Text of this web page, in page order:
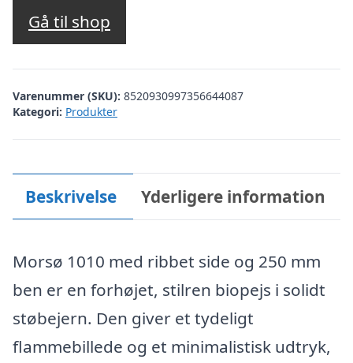
Gå til shop
Varenummer (SKU): 8520930997356644087
Kategori: Produkter
Beskrivelse Yderligere information
Morsø 1010 med ribbet side og 250 mm
ben er en forhøjet, stilren biopejs i solidt
støbejern. Den giver et tydeligt
flammebillede og et minimalistisk udtryk,